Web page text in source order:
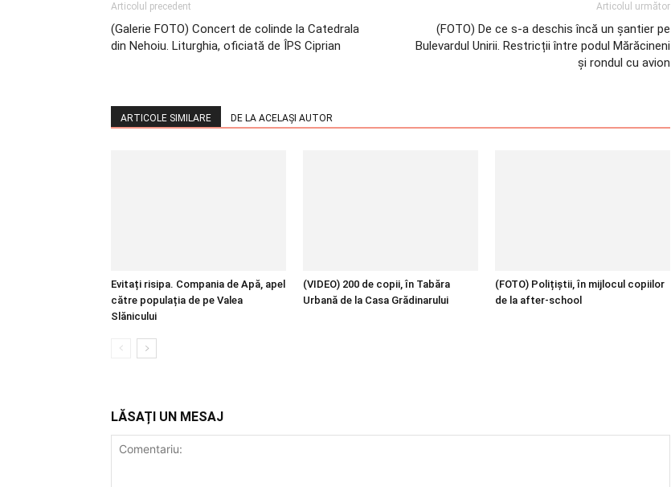
Articolul precedent
(Galerie FOTO) Concert de colinde la Catedrala
din Nehoiu. Liturghia, oficiată de ÎPS Ciprian
Articolul următor
(FOTO) De ce s-a deschis încă un șantier pe
Bulevardul Unirii. Restricții între podul Mărăcineni
și rondul cu avion
ARTICOLE SIMILARE DE LA ACELAȘI AUTOR
Evitați risipa. Compania de Apă, apel
către populația de pe Valea
Slănicului
(VIDEO) 200 de copii, în Tabăra
Urbană de la Casa Grădinarului
(FOTO) Polițiștii, în mijlocul copiilor
de la after-school
LĂSAȚI UN MESAJ